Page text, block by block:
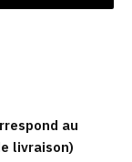
au
livraison)